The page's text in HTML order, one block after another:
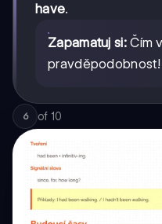
have.
Zapamatuj si:Čím
pravděpodobnost!
6 of 10